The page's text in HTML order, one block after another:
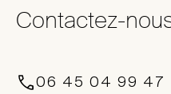
Contactez-
06 45 04 99 47